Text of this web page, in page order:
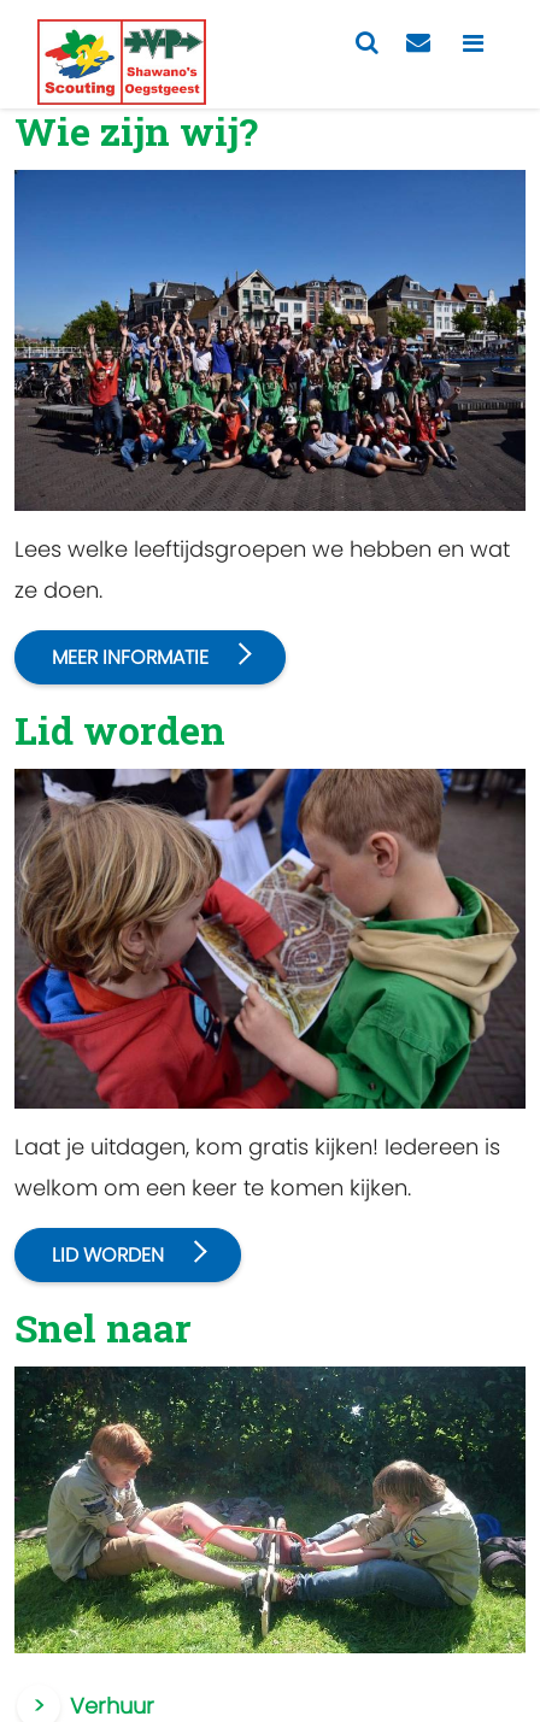
Wie zijn wij?
Lees welke leeftijdsgroepen we hebben en wat
ze doen.
MEER INFORMATIE
Lid worden
Laat je uitdagen, kom gratis kijken! Iedereen is
welkom om een keer te komen kijken.
LID WORDEN
Snel naar
Verhuur